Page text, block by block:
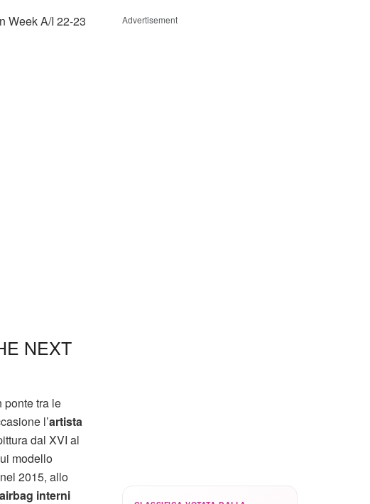
Week A/I 22-23
NEXT
ponte tra le
l’artista
dal XVI al
modello
2015, allo
interni
Advertisement